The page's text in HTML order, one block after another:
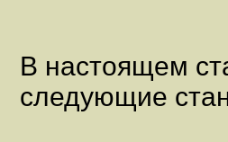
В настоящем
следующие